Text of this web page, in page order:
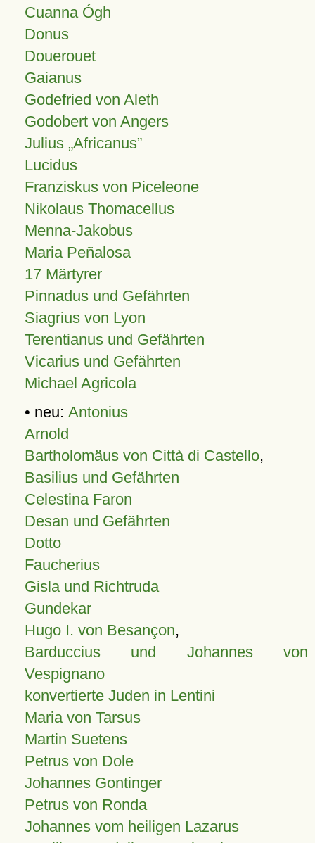
Cuanna Ógh
Donus
Douerouet
Gaianus
Godefried von Aleth
Godobert von Angers
Julius Africanus
Lucidus
Franziskus von Piceleone
Nikolaus Thomacellus
Menna-Jakobus
Maria Peñalosa
17 Märtyrer
Pinnadus und Gefährten
Siagrius von Lyon
Terentianus und Gefährten
Vicarius und Gefährten
Michael Agricola
• neu: Antonius
Arnold
Bartholomäus von Città di Castello,
Basilius und Gefährten
Celestina Faron
Desan und Gefährten
Dotto
Faucherius
Gisla und Richtruda
Gundekar
Hugo I. von Besançon,
Barduccius und Johannes von
Vespignano
konvertierte Juden in Lentini
Maria von Tarsus
Martin Suetens
Petrus von Dole
Johannes Gontinger
Petrus von Ronda
Johannes vom heiligen Lazarus